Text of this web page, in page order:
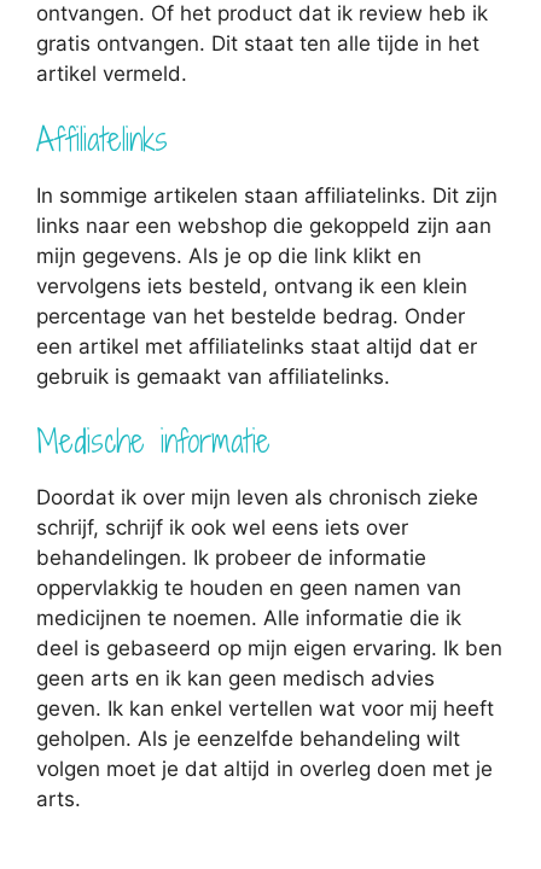
ontvangen. Of het product dat ik review heb ik
gratis ontvangen. Dit staat ten alle tijde in het
artikel vermeld.
Affiliatelinks
In sommige artikelen staan affiliatelinks. Dit zijn
links naar een webshop die gekoppeld zijn aan
mijn gegevens. Als je op die link klikt en
vervolgens iets besteld, ontvang ik een klein
percentage van het bestelde bedrag. Onder
een artikel met affiliatelinks staat altijd dat er
gebruik is gemaakt van affiliatelinks.
Medische informatie
Doordat ik over mijn leven als chronisch zieke
schrijf, schrijf ik ook wel eens iets over
behandelingen. Ik probeer de informatie
oppervlakkig te houden en geen namen van
medicijnen te noemen. Alle informatie die ik
deel is gebaseerd op mijn eigen ervaring. Ik ben
geen arts en ik kan geen medisch advies
geven. Ik kan enkel vertellen wat voor mij heeft
geholpen. Als je eenzelfde behandeling wilt
volgen moet je dat altijd in overleg doen met je
arts.